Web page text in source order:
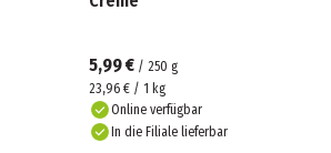
5,99 € / 250 g
23,96 € / 1 kg
Online verfügbar
In die Filiale lieferbar